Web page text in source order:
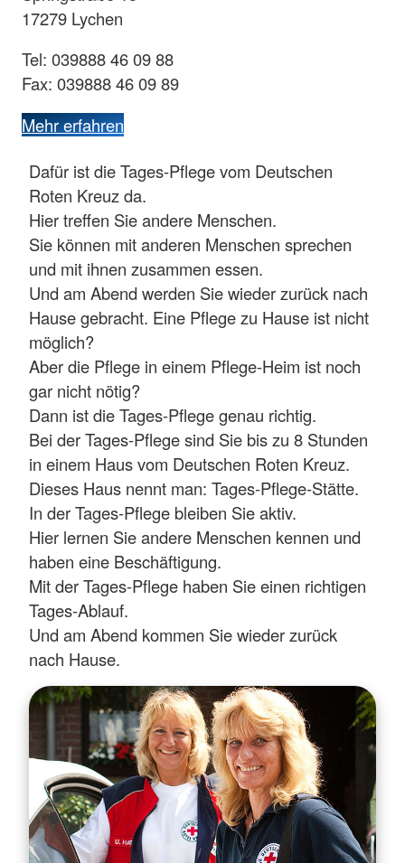
17279 Lychen
Tel: 039888 46 09 88
Fax: 039888 46 09 89
Mehr erfahren
Dafür ist die Tages-Pflege vom Deutschen
Roten Kreuz da.
Hier treffen Sie andere Menschen.
Sie können mit anderen Menschen sprechen
und mit ihnen zusammen essen.
Und am Abend werden Sie wieder zurück nach
Hause gebracht. Eine Pflege zu Hause ist nicht
möglich?
Aber die Pflege in einem Pflege-Heim ist noch
gar nicht nötig?
Dann ist die Tages-Pflege genau richtig.
Bei der Tages-Pflege sind Sie bis zu 8 Stunden
in einem Haus vom Deutschen Roten Kreuz.
Dieses Haus nennt man: Tages-Pflege-Stätte.
In der Tages-Pflege bleiben Sie aktiv.
Hier lernen Sie andere Menschen kennen und
haben eine Beschäftigung.
Mit der Tages-Pflege haben Sie einen richtigen
Tages-Ablauf.
Und am Abend kommen Sie wieder zurück
nach Hause.